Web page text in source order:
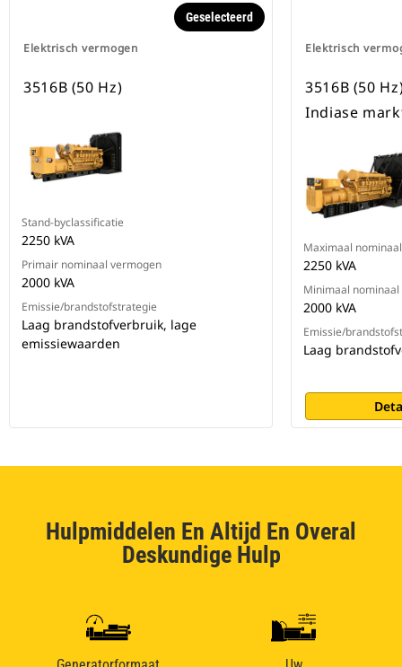
Elektrisch vermogen
Geselecteerd
3516B (50 Hz)
Stand-byclassificatie
2250 kVA
Primair nominaal vermogen
2000 kVA
Emissie/brandstofstrategie
Laag brandstofverbruik, lage
emissiewaarden
Elektrisch
3516B (50
Indiase
Maximaal
2250 kVA
Minimaal
2000 kVA
Emissie/
Laag
Hulpmiddelen En Altijd En Overal
Deskundige Hulp